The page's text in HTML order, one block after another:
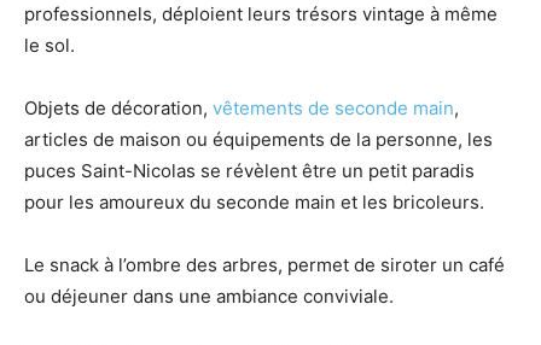
professionnels, déploient leurs trésors vintage à même
le sol.
Objets de décoration, vêtements de seconde main,
articles de maison ou équipements de la personne, les
puces Saint-Nicolas se révèlent être un petit paradis
pour les amoureux du seconde main et les bricoleurs.
Le snack à l’ombre des arbres, permet de siroter un café
ou déjeuner dans une ambiance conviviale.